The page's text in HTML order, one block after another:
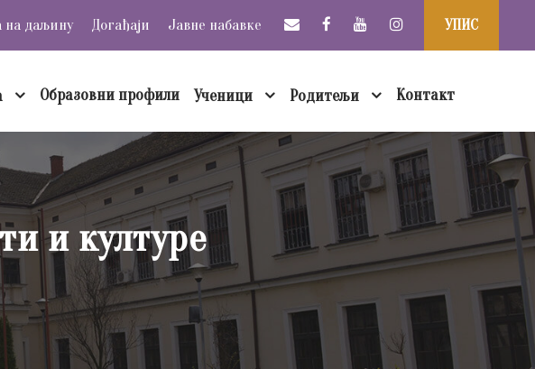
на даљину Догађаји Јавне набавке УПИС
Образовни профили Ученици Родитељи Контакт
и културе